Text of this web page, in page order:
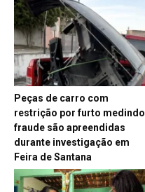
Peças de carro com
restrição por furto medindo
fraude são apreendidas
durante investigação em
Feira de Santana